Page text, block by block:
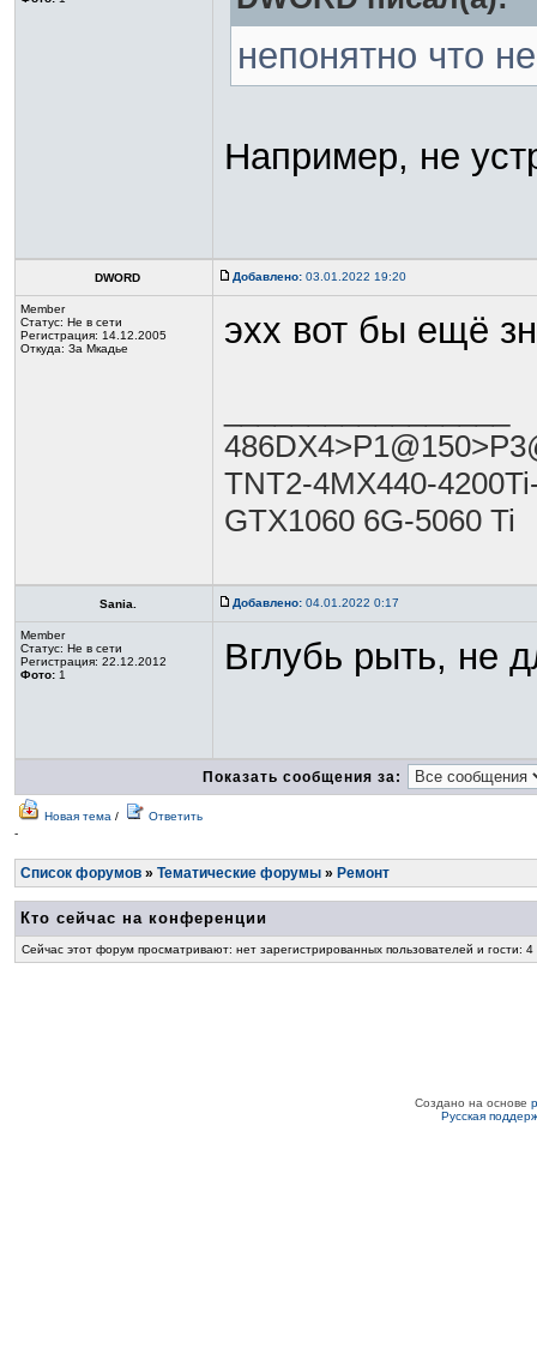
непонятно что
Например, не
DWORD Добавлено: 03.01.2022 19:20
Member
Статус: Не в сети
Регистрация: 14.12.2005
Откуда: За Мкадье
эхх вот бы ещё
TNT2-4MX440-
GTX1060 6G-5060 Ti
Sania. Добавлено: 04.01.2022 0:17
Member
Статус: Не в сети
Регистрация: 22.12.2012
Фото: 1 Вглубь рыть, не
Показать сообщения за:
Новая тема /
Ответить
-
Список форумов » Тематические форумы » Ремонт
Кто сейчас на конференции
Сейчас этот форум просматривают: нет зарегистрированных пользователей и гости: 4
Создано на основе
Русская